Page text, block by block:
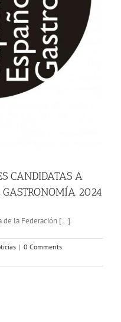
CANDIDATAS A
2024
de la Federación [...]
| 0 Comments